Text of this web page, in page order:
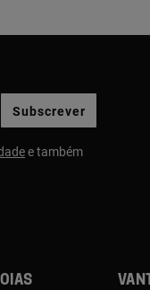
Subscrever
e também